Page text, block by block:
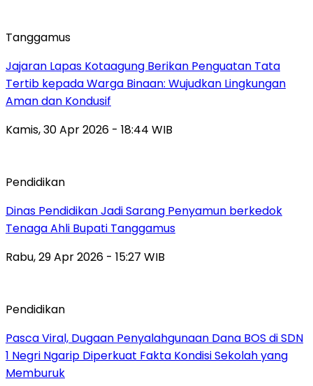
Tanggamus
Jajaran Lapas Kotaagung Berikan Penguatan Tata
Tertib kepada Warga Binaan: Wujudkan Lingkungan
Aman dan Kondusif
Kamis, 30 Apr 2026 - 18:44 WIB
Pendidikan
Dinas Pendidikan Jadi Sarang Penyamun berkedok
Tenaga Ahli Bupati Tanggamus
Rabu, 29 Apr 2026 - 15:27 WIB
Pendidikan
Pasca Viral, Dugaan Penyalahgunaan Dana BOS di SDN
1 Negri Ngarip Diperkuat Fakta Kondisi Sekolah yang
Memburuk